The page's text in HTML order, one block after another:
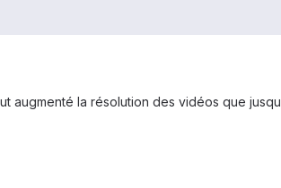
augmenté la résolution des vidéos que